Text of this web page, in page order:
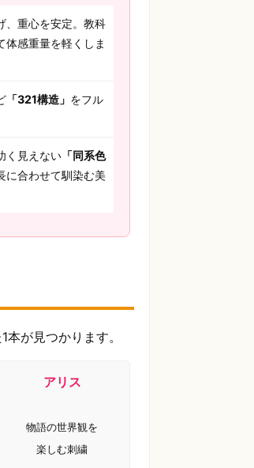
、重心を安定。教科
体感重量を軽くしま
「321構造」 をフル
く見えない 「同系色
に合わせて馴染む美
が見つかります。
アリス
物語の世界観を
楽しむ刺繍